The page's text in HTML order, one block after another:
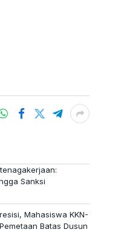
Sanksi
Mahasiswa KKN-
Batas Dusun